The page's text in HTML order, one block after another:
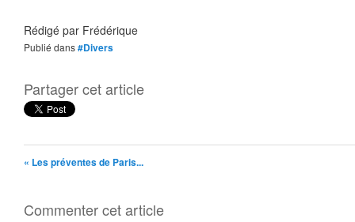
Rédigé par Frédérique
Publié dans#Divers
Partager cet article
« Les préventes de Paris...
Commenter cet article